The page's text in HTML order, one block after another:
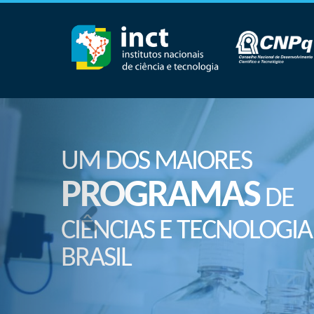
UM DOS MAIORES
PROGRAMASDE
CIÊNCIAS E
BRASIL